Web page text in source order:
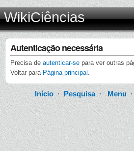
WikiCiências
Autenticação necessária
Precisa de autenticar-se para ver outras
Voltar para Página principal .
Início · Pesquisa·Menu